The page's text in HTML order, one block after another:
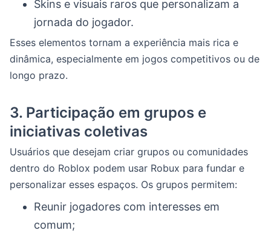
Skins e visuais raros que personalizam a
jornada do jogador.
Esses elementos tornam a experiência mais rica e
dinâmica, especialmente em jogos competitivos ou de
longo prazo.
3. Participação em grupos e
iniciativas coletivas
Usuários que desejam criar grupos ou comunidades
dentro do Roblox podem usar Robux para fundar e
personalizar esses espaços. Os grupos permitem:
Reunir jogadores com interesses em
comum;